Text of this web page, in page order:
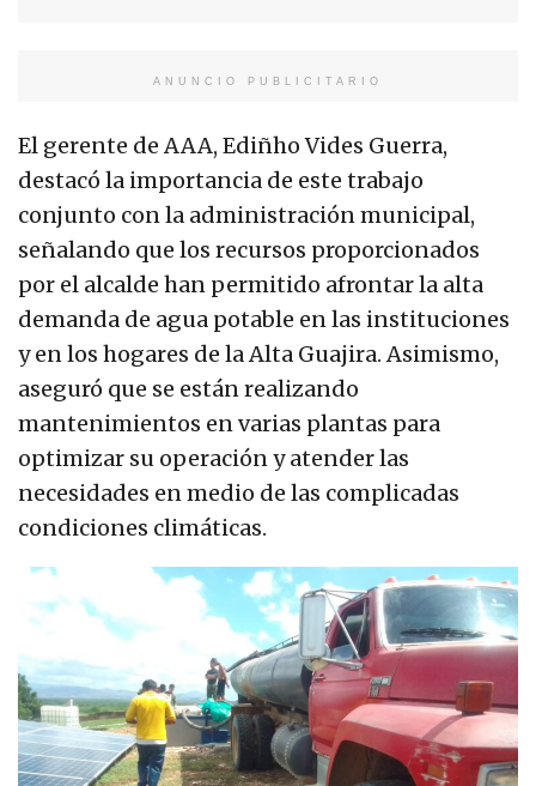
ANUNCIO PUBLICITARIO
El gerente de AAA, Ediñho Vides Guerra,
destacó la importancia de este trabajo
conjunto con la administración municipal,
señalando que los recursos proporcionados
por el alcalde han permitido afrontar la alta
demanda de agua potable en las instituciones
y en los hogares de la Alta Guajira. Asimismo,
aseguró que se están realizando
mantenimientos en varias plantas para
optimizar su operación y atender las
necesidades en medio de las complicadas
condiciones climáticas.